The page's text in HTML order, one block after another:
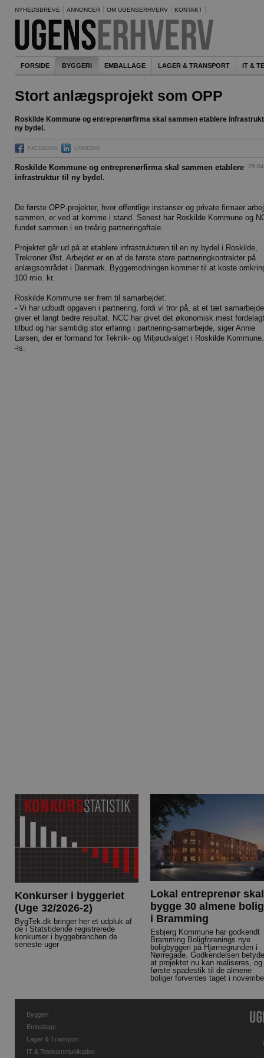
NYHEDSBREVE ANNONCER OM UGENSERHVERV KONTAKT
FORSIDE BYGGERI EMBALLAGE LAGER & TRANSPORT IT &
Stort anlægsprojekt som OPP
Roskilde Kommune og entreprenørfirma skal sammen etablere
ny bydel.
FACEBOOK LINKEDIN
29-
Roskilde Kommune og entreprenørfirma skal sammen etablere
infrastruktur til ny bydel.
De første OPP-projekter, hvor offentlige instanser og private firmaer
sammen, er ved at komme i stand. Senest har Roskilde Kommune og
fundet sammen i en treårig partneringaftale.
Projektet går ud på at etablere infrastrukturen til en ny bydel i Roskilde,
Trekroner Øst. Arbejdet er en af de første store partneringkontrakter på
anlægsområdet i Danmark. Byggemodningen kommer til at koste
100 mio. kr.
Roskilde Kommune ser frem til samarbejdet.
- Vi har udbudt opgaven i partnering, fordi vi tror på, at et tæt samarbejde
giver et langt bedre resultat. NCC har givet det økonomisk mest
tilbud og har samtidig stor erfaring i partnering-samarbejde, siger Annie
Larsen, der er formand for Teknik- og Miljøudvalget i Roskilde Kommune.
-ls.
Konkurser i byggeriet
(Uge 32/2026-2)
BygTek.dk bringer her et udpluk af
de i Statstidende registrerede
konkurser i byggebranchen de
seneste uger
Lokal entreprenør skal
bygge 30 almene
i Bramming
Esbjerg Kommune har godkendt
Bramming Boligforenings nye
boligbyggeri på Hjørnegrunden i
Nørregade. Godkendelsen
at projektet nu kan realiseres, og
første spadestik til de almene
boliger forventes taget i
Byggeri
Emballage
Lager & Transport
IT & Telekommunikation